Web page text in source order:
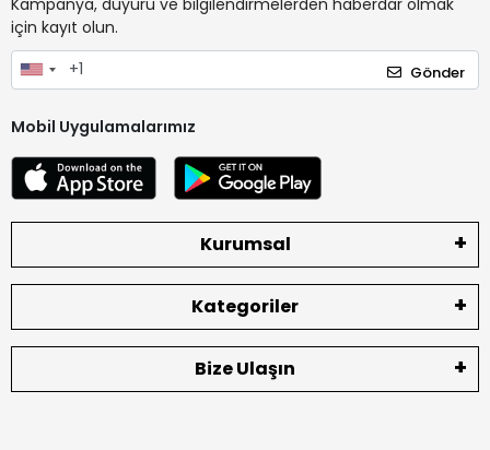
Kampanya, duyuru ve bilgilendirmelerden haberdar olmak
için kayıt olun.
Gönder
Mobil Uygulamalarımız
Kurumsal
Kategoriler
Bize Ulaşın